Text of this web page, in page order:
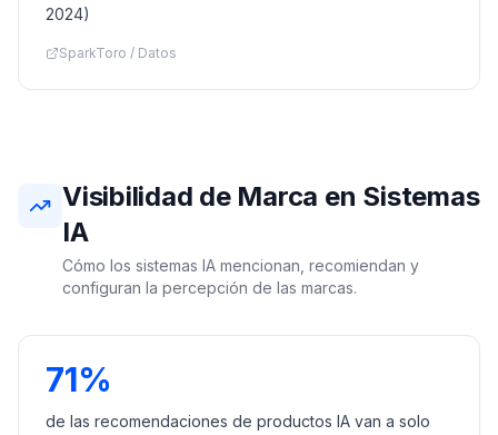
2024)
SparkToro / Datos
Visibilidad de Marca en Sistemas
IA
Cómo los sistemas IA mencionan, recomiendan y
configuran la percepción de las marcas.
71%
de las recomendaciones de productos IA van a solo